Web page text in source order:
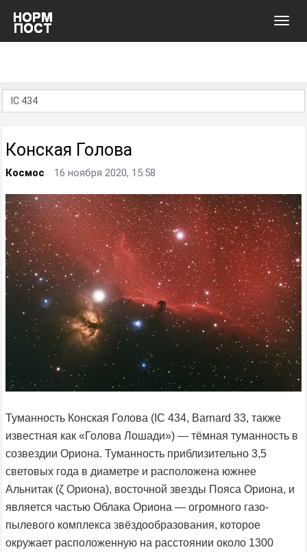
Конская Голова
Космос 16 ноября 2020, 15:58
Туманность Конская Голова (IC 434, Barnard 33, также
известная как «Голова Лошади») — тёмная туманность в
созвездии Ориона. Туманность приблизительно 3,5
световых года в диаметре и расположена южнее
Альнитак (ζ Ориона), восточной звезды Пояса Ориона, и
является частью Облака Ориона — огромного газо-
пылевого комплекса звёздообразования, которое
окружает расположенную на расстоянии около 1300